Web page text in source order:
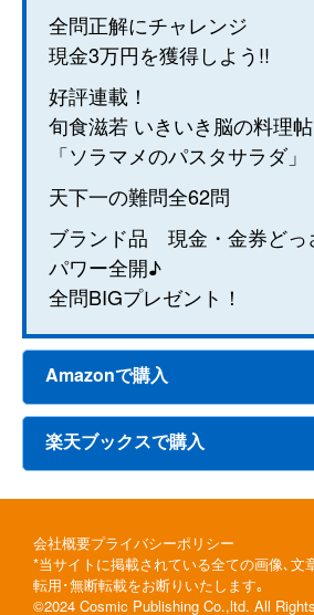
全問正解にチャレンジ
現金3万円を獲得しよう!!
好評連載！
旬食滋若 いきいき脳の料理帖
「ソラマメのパスタサラダ」
天下一の難問全62問
ブランド品 現金・金券どっ
パワー全開♪
全問BIGプレゼント！
Amazonで購入
楽天ブックスで購入
会社概要プライバシーポリシー
*当サイトに掲載されている全ての画像､文
転用･無断転載をお断りいたします｡
©2024 Cosmic Publishing Co.,ltd. All